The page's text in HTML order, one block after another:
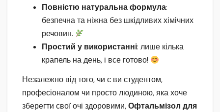
Повністю натуральна формула:
безпечна та ніжна без шкідливих хімічних
речовин.
Простий у використанні: лише кілька
крапель на день, і все готово!
Незалежно від того, чи є ви студентом,
професіоналом чи просто людиною, яка хоче
зберегти свої очі здоровими,Офтальмізол для